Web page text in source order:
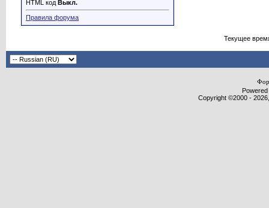
HTML код Выкл.
Правила форума
Текущее
Copyright ©2000 -